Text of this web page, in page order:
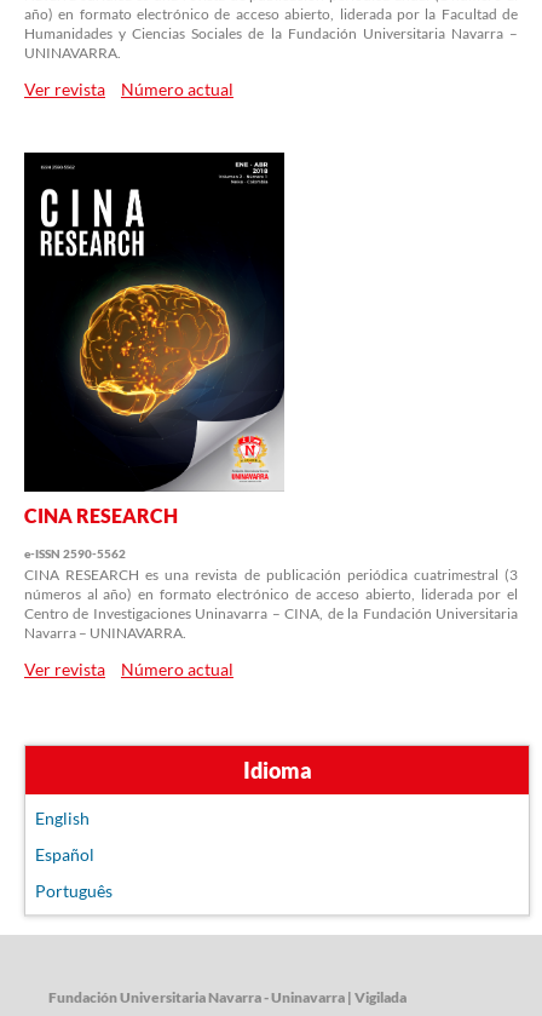
año) en formato electrónico de acceso abierto, liderada por la Facultad de
Humanidades y Ciencias Sociales de la Fundación Universitaria Navarra –
UNINAVARRA.
Ver revista Número actual
CINA RESEARCH
e-ISSN 2590-5562
CINA RESEARCH es una revista de publicación periódica cuatrimestral (3
números al año) en formato electrónico de acceso abierto, liderada por el
Centro de Investigaciones Uninavarra – CINA, de la Fundación Universitaria
Navarra – UNINAVARRA.
Ver revista Número actual
Idioma
English
Español
Português
Fundación Universitaria Navarra - Uninavarra | Vigilada